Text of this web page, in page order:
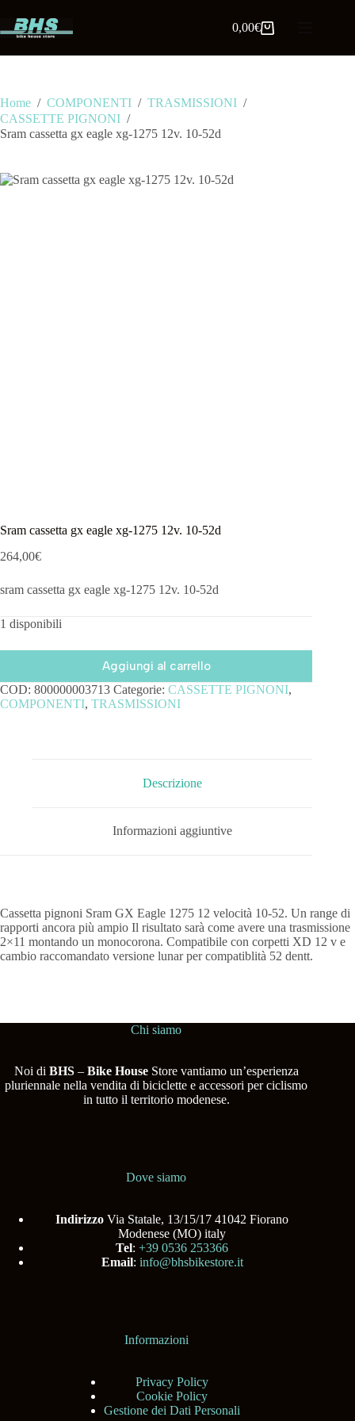
0,00€
Home / COMPONENTI / TRASMISSIONI /
CASSETTE PIGNONI /
Sram cassetta gx eagle xg-1275 12v. 10-52d
Sram cassetta gx eagle xg-1275 12v. 10-52d
264,00€
sram cassetta gx eagle xg-1275 12v. 10-52d
1 disponibili
Aggiungi al carrello
COD: 800000003713 Categorie: CASSETTE PIGNONI,
COMPONENTI, TRASMISSIONI
Descrizione
Informazioni aggiuntive
Cassetta pignoni Sram GX Eagle 1275 12 velocità 10-52. Un range di
rapporti ancora più ampio Il risultato sarà come avere una trasmissione
2×11 montando un monocorona. Compatibile con corpetti XD 12 v e
cambio raccomandato versione lunar per compatiblità 52 dentt.
Chi siamo
Noi di BHS– Bike HouseStore vantiamo un’esperienza
pluriennale nella vendita di biciclette e accessori per ciclismo
in tutto il territorio modenese.
Dove siamo
Indirizzo Via Statale, 13/15/17 41042 Fiorano
Modenese (MO) italy
Tel:+39 0536 253366
Email: info@bhsbikestore.it
Informazioni
Privacy Policy
Cookie Policy
Gestione dei Dati Personali